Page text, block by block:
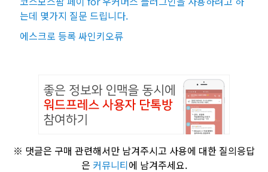
는데 몇가지 질문 드립니다.
에스크로 등록 싸인키오류
※ 댓글은 구매 관련해서만 남겨주시고 사용에 대한 질의응답
은 커뮤니티에 남겨주세요.